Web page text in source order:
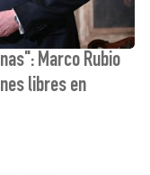
Marco Rubio
libres en